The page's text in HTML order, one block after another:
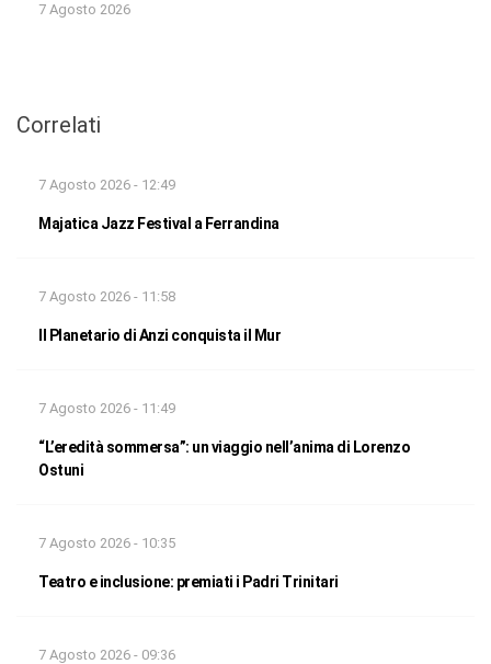
7 Agosto 2026
Correlati
7 Agosto 2026 - 12:49
Majatica Jazz Festival a Ferrandina
7 Agosto 2026 - 11:58
Il Planetario di Anzi conquista il Mur
7 Agosto 2026 - 11:49
“L’eredità sommersa”: un viaggio nell’anima di Lorenzo
Ostuni
7 Agosto 2026 - 10:35
Teatro e inclusione: premiati i Padri Trinitari
7 Agosto 2026 - 09:36